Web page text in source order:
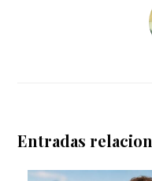
Entradas